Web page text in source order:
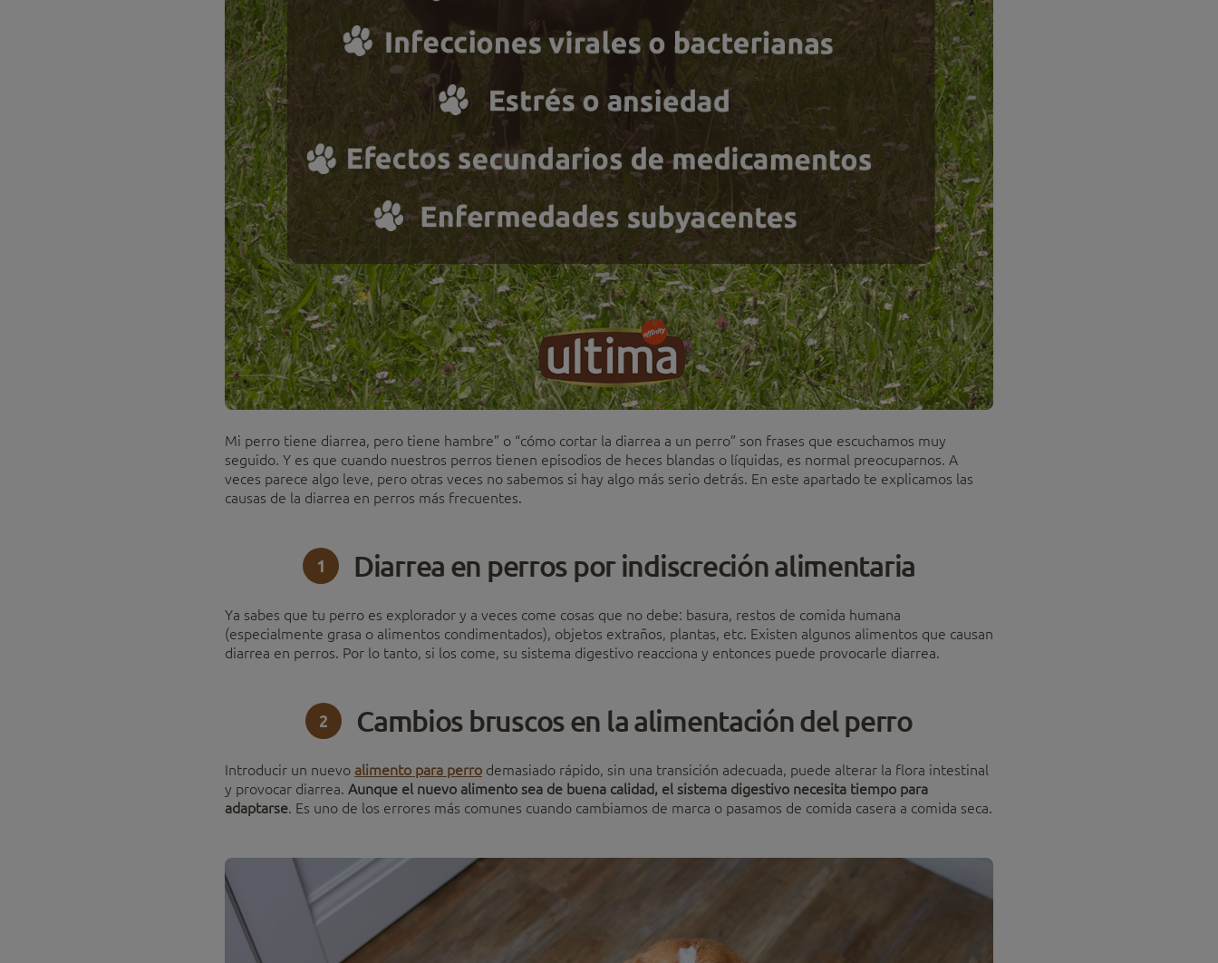
Mi perro tiene diarrea, pero tiene hambre” o “cómo cortar la diarrea a un perro” son frases que escuchamos muy
seguido. Y es que cuando nuestros perros tienen episodios de heces blandas o líquidas, es normal preocuparnos. A
veces parece algo leve, pero otras veces no sabemos si hay algo más serio detrás. En este apartado te explicamos las
causas de la diarrea en perros más frecuentes.
1 Diarrea en perros por indiscreción alimentaria
Ya sabes que tu perro es explorador y a veces come cosas que no debe: basura, restos de comida humana
(especialmente grasa o alimentos condimentados), objetos extraños, plantas, etc. Existen algunos alimentos que causan
diarrea en perros. Por lo tanto, si los come, su sistema digestivo reacciona y entonces puede provocarle diarrea.
2 Cambios bruscos en la alimentación del perro
Introducir un nuevo alimento para perro demasiado rápido, sin una transición adecuada, puede alterar la flora intestinal
y provocar diarrea. Aunque el nuevo alimento sea de buena calidad, el sistema digestivo necesita tiempo para
adaptarse. Es uno de los errores más comunes cuando cambiamos de marca o pasamos de comida casera a comida seca.